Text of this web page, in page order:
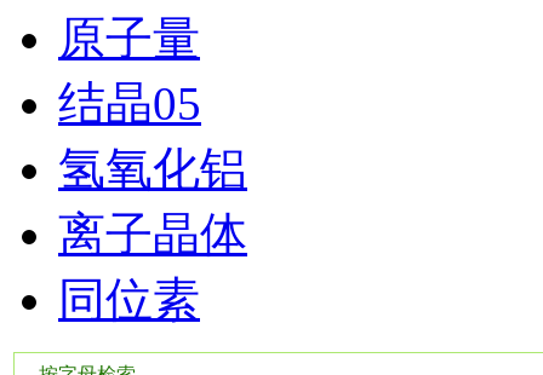
原子量
结晶05
氢氧化铝
离子晶体
同位素